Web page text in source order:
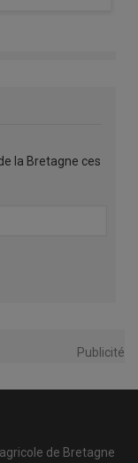
la Bretagne ces
Publicité
de Bretagne